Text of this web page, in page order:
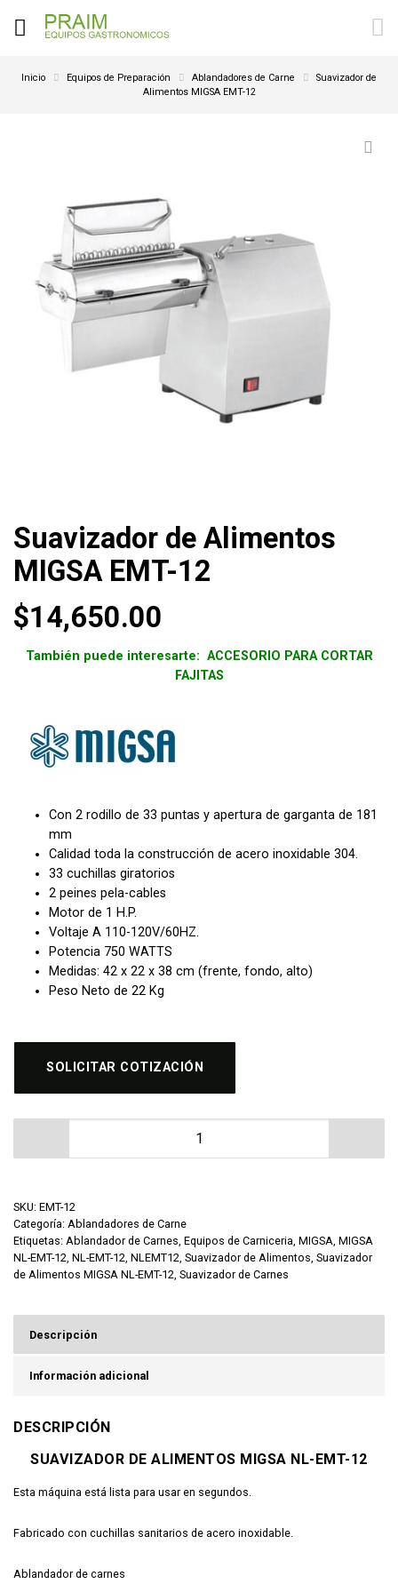
Inicio Equipos de Preparación Ablandadores de Carne
Suavizador de
Alimentos MIGSA EMT-12
Suavizador de Alimentos
MIGSA EMT-12
$14,650.00
También puede interesarte: ACCESORIO PARA CORTAR
FAJITAS
Con 2 rodillo de 33 puntas y apertura de garganta de 181
mm
Calidad toda la construcción de acero inoxidable 304.
33 cuchillas giratorios
2 peines pela-cables
Motor de 1 H.P.
Voltaje A 110-120V/60HZ.
Potencia 750 WATTS
Medidas: 42 x 22 x 38 cm (frente, fondo, alto)
Peso Neto de 22 Kg
SOLICITAR COTIZACIÓN
Suavizador de Alimentos MIGSA EMT-12 cantidad
SKU: EMT-12
Categoría: Ablandadores de Carne
Etiquetas: Ablandador de Carnes, Equipos de Carniceria, MIGSA, MIGSA
NL-EMT-12, NL-EMT-12, NLEMT12, Suavizador de Alimentos, Suavizador
de Alimentos MIGSA NL-EMT-12, Suavizador de Carnes
Descripción
Información adicional
DESCRIPCIÓN
SUAVIZADOR DE ALIMENTOS MIGSA NL-EMT-12
Esta máquina está lista para usar en segundos.
Fabricado con cuchillas sanitarios de acero inoxidable.
Ablandador de carnes